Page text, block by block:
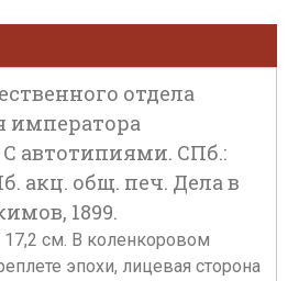
отдела
императора
автотипиями. СПб.:
акц. общ. печ. Дела в
1899.
17,2 см. В коленкоровом
эпохи, лицевая сторона